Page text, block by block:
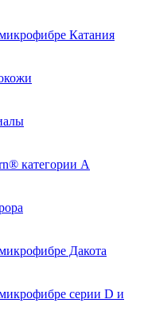
Катания
категории A
Дакота
серии D и